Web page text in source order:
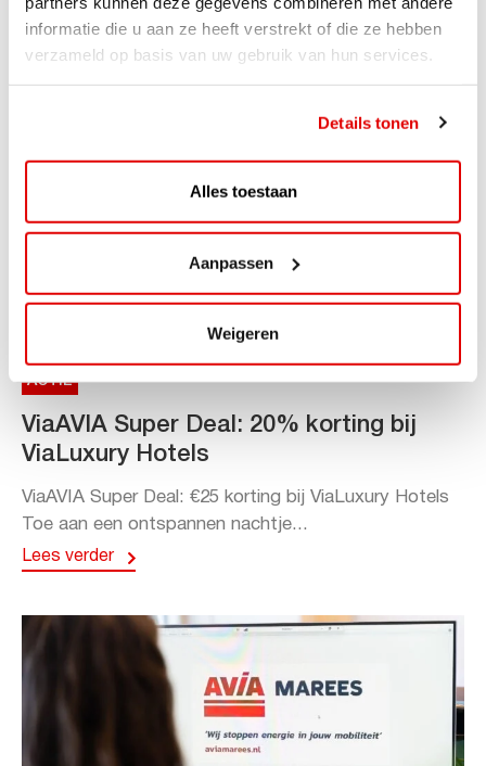
informatie die u aan ze heeft verstrekt of die ze hebben
verzameld op basis van uw gebruik van hun services.
Details tonen
Alles toestaan
Aanpassen
Weigeren
van DC-snellaadinfrastructuur AVIA VOLT en...
Lees verder
ACTIE
ViaAVIA Super Deal: 20% korting bij
ViaLuxury Hotels
ViaAVIA Super Deal: €25 korting bij ViaLuxury Hotels
Toe aan een ontspannen nachtje...
Lees verder